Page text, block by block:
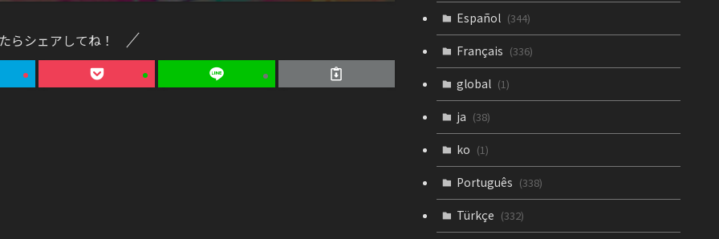
らシェアしてね！
Español (344)
Français (336)
global (1)
ja (38)
ko (1)
Português (338)
Türkçe (332)